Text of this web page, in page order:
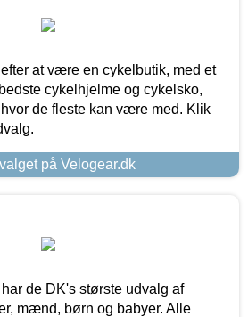
at være en cykelbutik, med et
cykelhjelme og cykelsko,
de fleste kan være med. Klik
på Velogear.dk
de DK's største udvalg af
mænd, børn og babyer. Alle